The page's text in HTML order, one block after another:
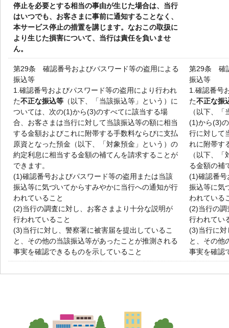
停止を必要とする相当の事由が生じた場合は、当行
はいつでも、お客さまに事前に通知することなく、
本サービス停止の措置を講じます。なおこの取扱に
より生じた損害について、当行は責任を負いませ
ん。
第29条 確認番号およびパスワード等の盗用による
振込等
1. 確認番号およびパスワード等の盗用により行われ
た不正な振込等 （以下、「当該振込等」という）に
ついては、次の(1)から(3)のすべてに該当する場
合、お客さまは当行に対して当該振込等の額に相当
する金額およびこれに附帯する手数料ならびに支払
原資となった預金（以下、「対象預金」という）の
約定利息に相当する金額の補てんを請求することが
できます。
(1)確認番号およびパスワード等の盗用または当該
振込等に気づいてからすみやかに当行への通知が行
われていること
(2)当行の調査に対し、お客さまより十分な説明が
行われていること
(3)当行に対し、警察署に被害届を提出しているこ
と、その他の当該振込等があったことが推測される
事実を確認できるものを示していること
第29条 確
振込等
1. 確認番号
た不正な振
（以下、
(1)から(3)
行に対して
れに附帯す
（以下、
る金額の補
(1)確認番号
振込等に気
われている
(2)当行の
行われてい
(3)当行に
と、その他
事実を確認